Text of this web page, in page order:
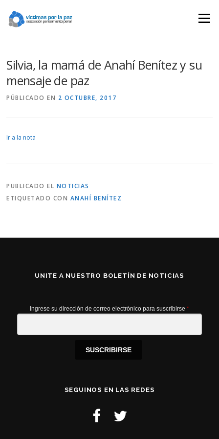
contenido
Menú
Silvia, la mamá de Anahí Benítez y su
mensaje de paz
PÚBLICADO EN 2 OCTUBRE, 2017
Ir a la nota
PUBLICADO EL NOTICIAS
ETIQUETADO CON ANAHÍ BENÍTEZ
UNITE A NUESTRO BOLETÍN DE NOTICIAS
Ingrese su dirección de correo electrónico para suscribirse *
SUSCRIBIRSE
SEGUINOS EN LAS REDES